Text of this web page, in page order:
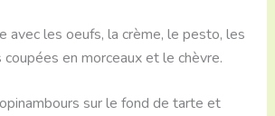
avec les oeufs, la crème, le pesto, les
en morceaux et le chèvre.
sur le fond de tarte et